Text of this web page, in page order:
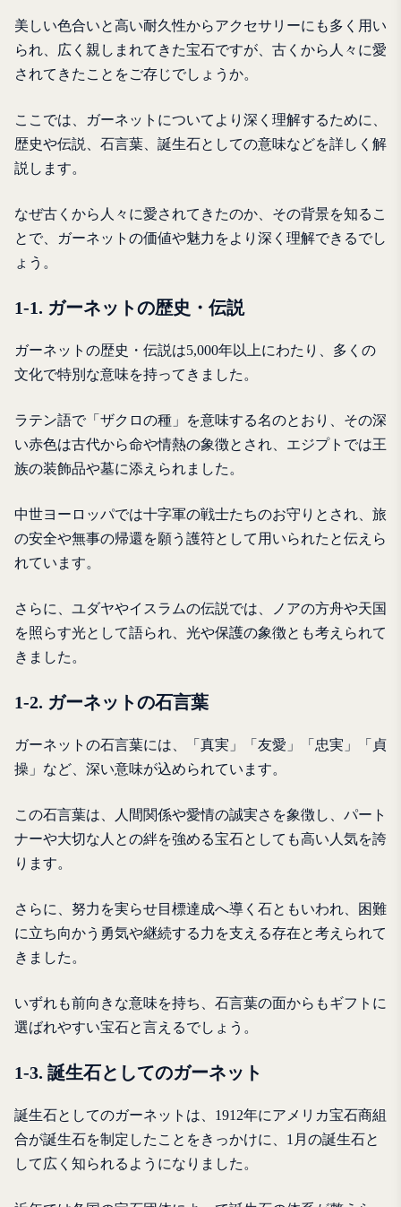
美しい色合いと高い耐久性からアクセサリーにも多く用い
られ、広く親しまれてきた宝石ですが、古くから人々に愛
されてきたことをご存じでしょうか。
ここでは、ガーネットについてより深く理解するために、
歴史や伝説、石言葉、誕生石としての意味などを詳しく解
説します。
なぜ古くから人々に愛されてきたのか、その背景を知るこ
とで、ガーネットの価値や魅力をより深く理解できるでし
ょう。
1-1. ガーネットの歴史・伝説
ガーネットの歴史・伝説は5,000年以上にわたり、多くの
文化で特別な意味を持ってきました。
ラテン語で「ザクロの種」を意味する名のとおり、その深
い赤色は古代から命や情熱の象徴とされ、エジプトでは王
族の装飾品や墓に添えられました。
中世ヨーロッパでは十字軍の戦士たちのお守りとされ、旅
の安全や無事の帰還を願う護符として用いられたと伝えら
れています。
さらに、ユダヤやイスラムの伝説では、ノアの方舟や天国
を照らす光として語られ、光や保護の象徴とも考えられて
きました。
1-2. ガーネットの石言葉
ガーネットの石言葉には、「真実」「友愛」「忠実」「貞
操」など、深い意味が込められています。
この石言葉は、人間関係や愛情の誠実さを象徴し、パート
ナーや大切な人との絆を強める宝石としても高い人気を誇
ります。
さらに、努力を実らせ目標達成へ導く石ともいわれ、困難
に立ち向かう勇気や継続する力を支える存在と考えられて
きました。
いずれも前向きな意味を持ち、石言葉の面からもギフトに
選ばれやすい宝石と言えるでしょう。
1-3. 誕生石としてのガーネット
誕生石としてのガーネットは、1912年にアメリカ宝石商組
合が誕生石を制定したことをきっかけに、1月の誕生石と
して広く知られるようになりました。